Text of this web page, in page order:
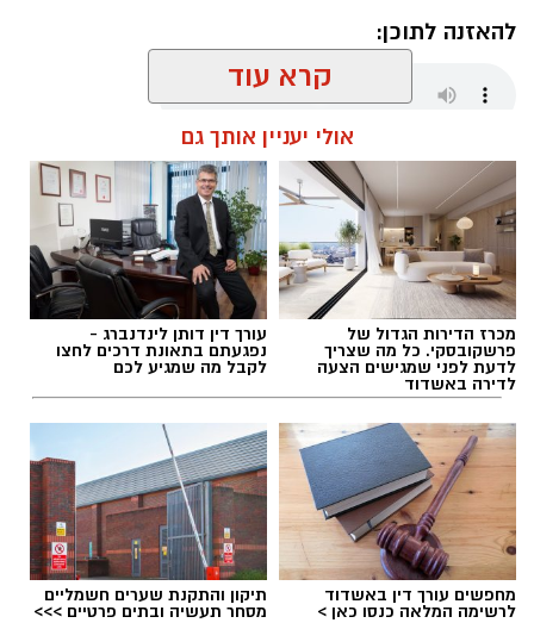
להאזנה לתוכן:
מנהל האתר / 06:00 08.08.26
תגים:דגלים בחופי אשדוד
קרא עוד
אולי יעניין אותך גם
מכרז הדירות הגדול של
פרשקובסקי. כל מה שצריך
לדעת לפני שמגישים הצעה
לדירה באשדוד
עורך דין דותן לינדנברג -
נפגעתם בתאונת דרכים לחצו
לקבל מה שמגיע לכם
מחפשים עורך דין באשדוד
לרשימה המלאה כנסו כאן >
תיקון והתקנת שערים חשמליים
מסחר תעשיה ובתים פרטיים >>>